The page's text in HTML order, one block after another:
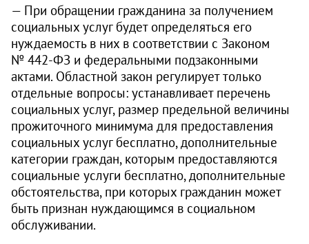
— При обращении гражданина за получением
социальных услуг будет определяться его
нуждаемость в них в соответствии с Законом
№ 442‑ФЗ и федеральными подзаконными
актами. Областной закон регулирует только
отдельные вопросы: устанавливает перечень
социальных услуг, размер предельной величины
прожиточного минимума для предоставления
социальных услуг бесплатно, дополнительные
категории граждан, которым предоставляются
социальные услуги бесплатно, дополнительные
обстоятельства, при которых гражданин может
быть признан нуждающимся в социальном
обслуживании.